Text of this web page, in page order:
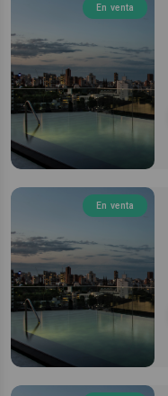
En venta
En venta